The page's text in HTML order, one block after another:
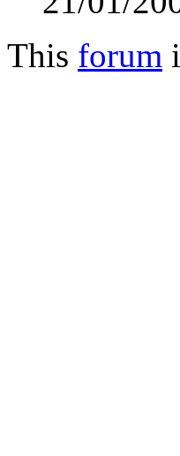
This forum